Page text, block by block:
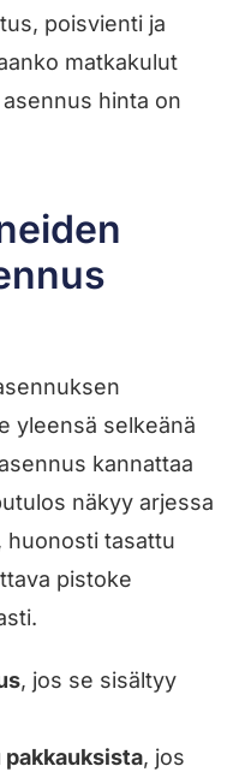
poisvienti ja
matkakulut
hinta on
yleensä selkeänä
kannattaa
näkyy arjessa
huonosti tasattu
pistoke
, jos se sisältyy
, jos